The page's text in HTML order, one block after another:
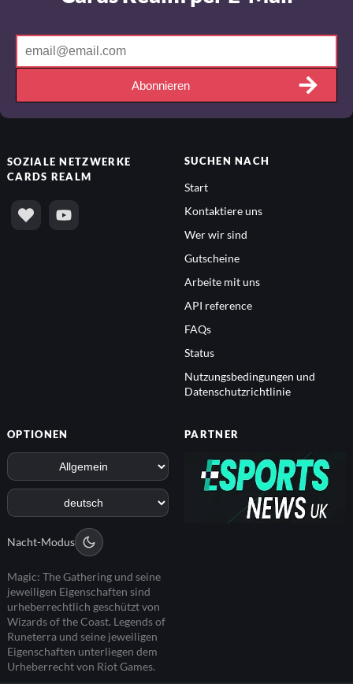
Abonnieren
SOZIALE NETZWERKE
CARDS REALM
SUCHEN NACH
Start
Kontaktiere uns
Wer wir sind
Gutscheine
Arbeite mit uns
API reference
FAQs
Status
Nutzungsbedingungen und
Datenschutzrichtlinie
OPTIONEN
Nacht-Modus
Magic: The Gathering und seine
jeweiligen Eigenschaften sind
urheberrechtlich geschützt von
Wizards of the Coast. Legends of
Runeterra und seine jeweiligen
Eigenschaften unterliegen dem
Urheberrecht von Riot Games.
PARTNER